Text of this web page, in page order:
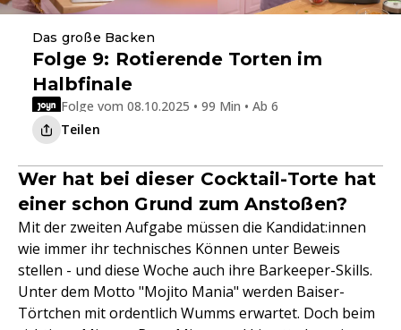
Das große Backen
Folge 9: Rotierende Torten im
Halbfinale
Folge vom 08.10.2025 • 99 Min • Ab 6
Teilen
Wer hat bei dieser Cocktail-Torte hat
einer schon Grund zum Anstoßen?
Mit der zweiten Aufgabe müssen die Kandidat:innen
wie immer ihr technisches Können unter Beweis
stellen - und diese Woche auch ihre Barkeeper-Skills.
Unter dem Motto "Mojito Mania" werden Baiser-
Törtchen mit ordentlich Wumms erwartet. Doch beim